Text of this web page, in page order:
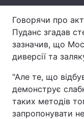
Говорячи про
Пуданс згадав
зазначив, що
диверсії та
"Але те, що
демонструє
таких методів
запропонувати